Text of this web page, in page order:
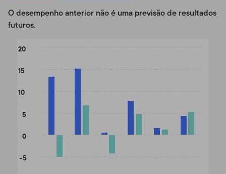
O desempenho anterior não é uma previsão de resultados
futuros.
The chart has 1 X axis displaying categories.
The chart has 1 Y axis displaying values. Data ranges from -
-5
0
5
10
15
20